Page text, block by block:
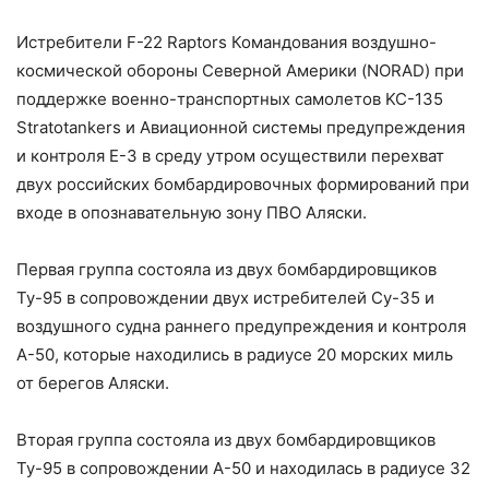
Истребители F-22 Raptors Командования воздушно-
космической обороны Северной Америки (NORAD) при
поддержке военно-транспортных самолетов KC-135
Stratotankers и Авиационной системы предупреждения
и контроля E-3 в среду утром осуществили перехват
двух российских бомбардировочных формирований при
входе в опознавательную зону ПВО Аляски.
Первая группа состояла из двух бомбардировщиков
Ту-95 в сопровождении двух истребителей Су-35 и
воздушного судна раннего предупреждения и контроля
А-50, которые находились в радиусе 20 морских миль
от берегов Аляски.
Вторая группа состояла из двух бомбардировщиков
Ту-95 в сопровождении А-50 и находилась в радиусе 32